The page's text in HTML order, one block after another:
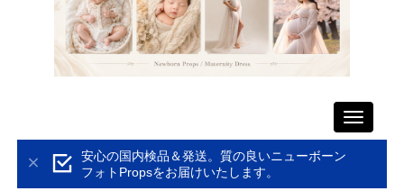
Toggle
安心の国内検品＆発送。質の良いニューボーン
フォトPropsをお届けいたします。